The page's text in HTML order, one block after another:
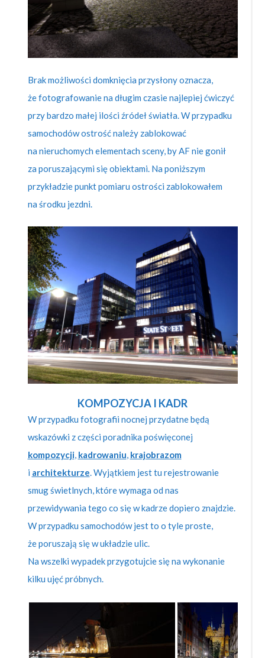
Brak możliwości domknięcia przysłony oznacza,
że fotografowanie na długim czasie najlepiej ćwiczyć
przy bardzo małej ilości źródeł światła. W przypadku
samochodów ostrość należy zablokować
na nieruchomych elementach sceny, by AF nie gonił
za poruszającymi się obiektami. Na poniższym
przykładzie punkt pomiaru ostrości zablokowałem
na środku jezdni.
KOMPOZYCJA I KADR
W przypadku fotografii nocnej przydatne będą
wskazówki z części poradnika poświęconej
kompozycji, kadrowaniu, krajobrazom
i architekturze. Wyjątkiem jest tu rejestrowanie
smug świetlnych, które wymaga od nas
przewidywania tego co się w kadrze dopiero znajdzie.
W przypadku samochodów jest to o tyle proste,
że poruszają się w układzie ulic.
Na wszelki wypadek przygotujcie się na wykonanie
kilku ujęć próbnych.